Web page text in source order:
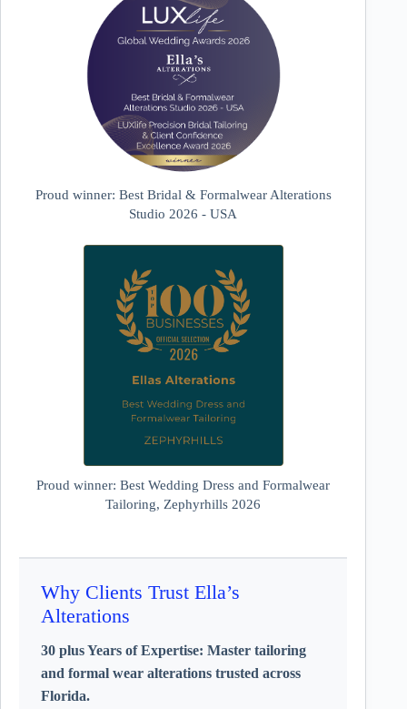
Proud winner: Best Bridal & Formalwear Alterations
Studio 2026 - USA
Proud winner: Best Wedding Dress and Formalwear
Tailoring, Zephyrhills 2026
Why Clients Trust Ella’s
Alterations
30 plus Years of Expertise: Master tailoring
and formal wear alterations trusted across
Florida.